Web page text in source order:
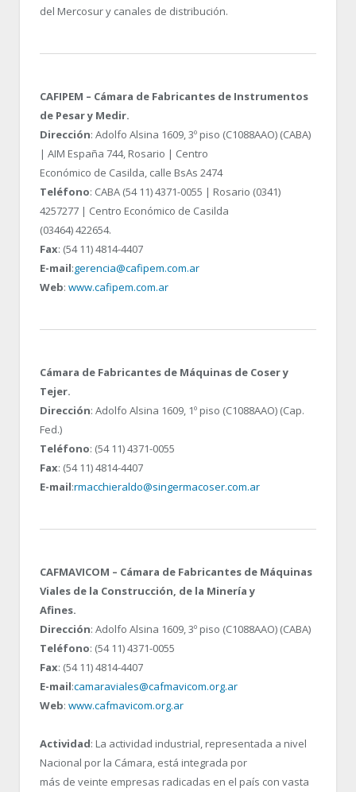
del Mercosur y canales de distribución.
CAFIPEM – Cámara de Fabricantes de Instrumentos
de Pesar y Medir.
Dirección: Adolfo Alsina 1609, 3º piso (C1088AAO) (CABA)
| AIM España 744, Rosario | Centro
Económico de Casilda, calle BsAs 2474
Teléfono: CABA (54 11) 4371-0055 | Rosario (0341)
4257277 | Centro Económico de Casilda
(03464) 422654.
Fax: (54 11) 4814-4407
E-mail:gerencia@cafipem.com.ar
Web: www.cafipem.com.ar
Cámara de Fabricantes de Máquinas de Coser y
Tejer.
Dirección: Adolfo Alsina 1609, 1º piso (C1088AAO) (Cap.
Fed.)
Teléfono: (54 11) 4371-0055
Fax: (54 11) 4814-4407
E-mail:rmacchieraldo@singermacoser.com.ar
CAFMAVICOM – Cámara de Fabricantes de Máquinas
Viales de la Construcción, de la Minería y
Afines.
Dirección: Adolfo Alsina 1609, 3º piso (C1088AAO) (CABA)
Teléfono: (54 11) 4371-0055
Fax: (54 11) 4814-4407
E-mail:camaraviales@cafmavicom.org.ar
Web: www.cafmavicom.org.ar
Actividad: La actividad industrial, representada a nivel
Nacional por la Cámara, está integrada por
más de veinte empresas radicadas en el país con vasta